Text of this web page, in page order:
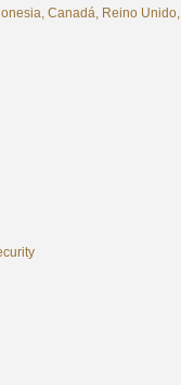
Canadá, Reino Unido,